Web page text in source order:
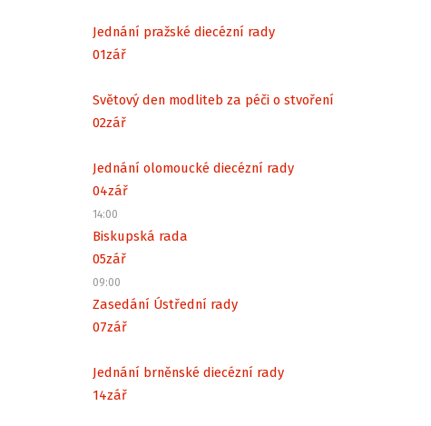
Jednání pražské diecézní rady
01zář
Světový den modliteb za péči o stvoření
02zář
Jednání olomoucké diecézní rady
04zář
14:00
Biskupská rada
05zář
09:00
Zasedání Ústřední rady
07zář
Jednání brněnské diecézní rady
14zář